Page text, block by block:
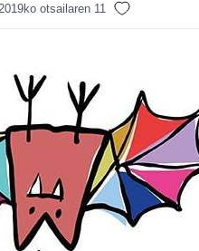
2019ko otsailaren 11